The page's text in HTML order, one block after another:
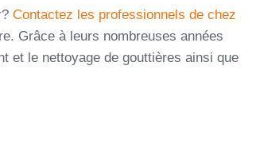
Contactez les professionnels de chez
Grâce à leurs nombreuses années
et le nettoyage de gouttières ainsi que